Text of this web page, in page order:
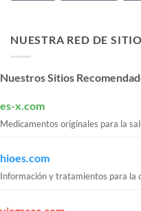
NUESTRA RED DE
Nuestros Sitios
es-x.com
Medicamentos originales para la
hioes.com
Información y tratamientos para la